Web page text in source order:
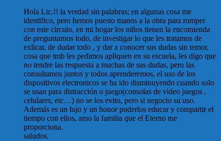
Hola Lic.!! la verdad sin palabras; en algunas cosa me
identifico, pero hemos puesto manos a la obra para romper
con este circulo, en mi hogar los niños tienen la encomienda
de preguntarnos todo, de investigar lo que les tratamos de
exlicar, de dudar todo , y dar a conocer sus dudas sin temor,
cosa que tmb les pedimos apliquen en su escuela, les digo que
no tendre las respuesta a muchas de sus dudas, pero las
consultamos juntos y todos aprenderemos, el uso de los
dispositivos electronicos se ha ido disminuyendo cuando solo
se usan para distracción o juego(consolas de video juegos ,
celulares, etc…) no se los evito, pero si negocio su uso.
Además es un lujo y un honor poderlos educar y compartir el
tiempo con ellos, amo la familia que el Eterno me
proporciona.
saludos.